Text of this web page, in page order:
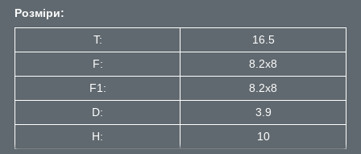
Розміри:
T:
16.5
F:
8.2x8
F1:
8.2x8
D:
3.9
H:
10